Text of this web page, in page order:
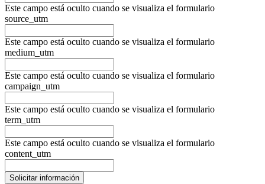
Este campo está oculto cuando se visualiza el formulario
source_utm
Este campo está oculto cuando se visualiza el formulario
medium_utm
Este campo está oculto cuando se visualiza el formulario
campaign_utm
Este campo está oculto cuando se visualiza el formulario
term_utm
Este campo está oculto cuando se visualiza el formulario
content_utm